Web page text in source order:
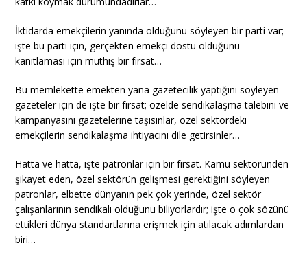
İktidarda emekçilerin yanında olduğunu söyleyen bir parti var;
işte bu parti için, gerçekten emekçi dostu olduğunu
kanıtlaması için müthiş bir fırsat…
Bu memlekette emekten yana gazetecilik yaptığını söyleyen
gazeteler için de işte bir fırsat; özelde sendikalaşma talebini ve
kampanyasını gazetelerine taşısınlar, özel sektördeki
emekçilerin sendikalaşma ihtiyacını dile getirsinler…
Hatta ve hatta, işte patronlar için bir fırsat. Kamu sektöründen
şikayet eden, özel sektörün gelişmesi gerektiğini söyleyen
patronlar, elbette dünyanın pek çok yerinde, özel sektör
çalışanlarının sendikalı olduğunu biliyorlardır; işte o çok sözünü
ettikleri dünya standartlarına erişmek için atılacak adımlardan
biri…